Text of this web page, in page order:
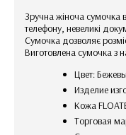
Зручна жіноча сумочка
телефону, невеликі
Сумочка дозволяє
Виготовлена сумочка з
Цвет:
Изделие
Кожа
Торговая